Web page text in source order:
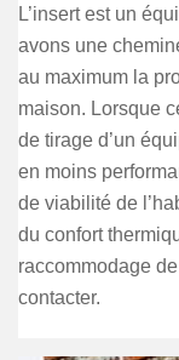
L’insert est un
avons une
au maximum la
maison. Lorsque
de tirage d’un
en moins
de viabilité de
du confort
raccommodage
contacter.